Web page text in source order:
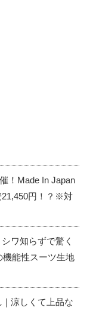
！Made In Japan
21,450円！？※対
ワ知らずで驚く
機能性スーツ生地
涼しくて上品な